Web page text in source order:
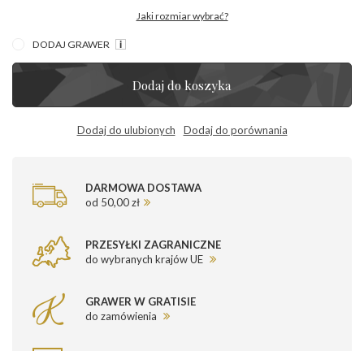
Jaki rozmiar wybrać?
DODAJ GRAWER
Dodaj do koszyka
Dodaj do ulubionych Dodaj do porównania
DARMOWA DOSTAWA
od 50,00 zł
PRZESYŁKI ZAGRANICZNE
do wybranych krajów UE
GRAWER W GRATISIE
do zamówienia